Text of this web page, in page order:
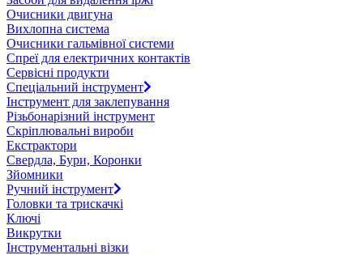
Очисники двигуна
Вихлопна система
Очисники гальмівної системи
Спреї для електричних контактів
Сервісні продукти
Спеціальний інструмент
Інструмент для заклепування
Різьбонарізний інструмент
Скріплювальні вироби
Екстрактори
Свердла, Бури, Коронки
Зйомники
Ручний інструмент
Головки та трискачкі
Ключі
Викрутки
Інструментальні візки